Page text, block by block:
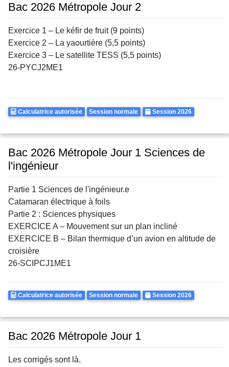
Bac 2026 Métropole Jour 2
Exercice 1 – Le kéfir de fruit (9 points)
Exercice 2 – La yaourtière (5,5 points)
Exercice 3 – Le satellite TESS (5,5 points)
26-PYCJ2ME1
Calculatrice
Calculatrice autorisée Rattrapages
Session normale Annee
Session 2026
Bac 2026 Métropole Jour 1 Sciences de
l'ingénieur
Partie 1 Sciences de l'ingénieur.e
Catamaran électrique à foils
Partie 2 : Sciences physiques
EXERCICE A – Mouvement sur un plan incliné
EXERCICE B – Bilan thermique d’un avion en altitude de
croisière
26-SCIPCJ1ME1
Calculatrice
Calculatrice autorisée Rattrapages
Session normale Annee
Session 2026
Bac 2026 Métropole Jour 1
Les corrigés sont là.